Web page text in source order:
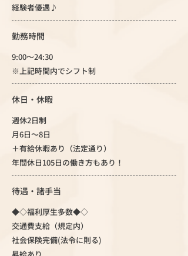
経験者優遇♪
勤務時間
9:00～24:30
※上記時間内でシフト制
休日・休暇
週休2日制
月6日～8日
＋有給休暇あり（法定通り）
年間休日105日の働き方もあり！
待遇・諸手当
◆◇福利厚生多数◆◇
交通費支給（規定内）
社会保険完備(法令に則る)